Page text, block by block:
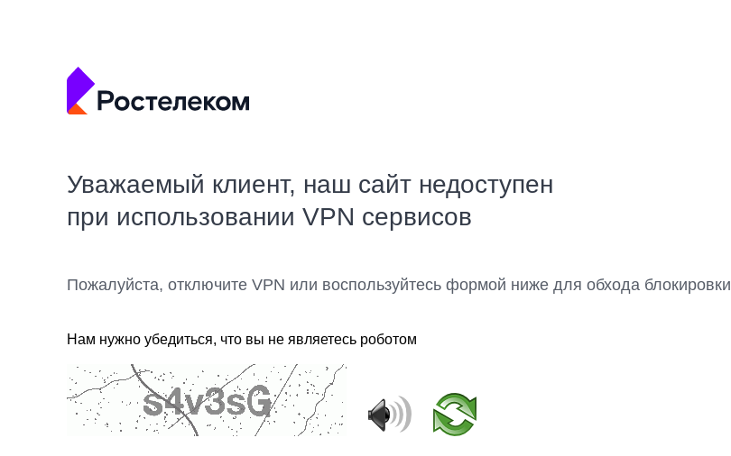
Уважаемый клиент, наш сайт недоступен
при использовании VPN сервисов
Пожалуйста, отключите VPN или воспользуйтесь формой ниже для обхода блокировки
Нам нужно убедиться, что вы не являетесь роботом